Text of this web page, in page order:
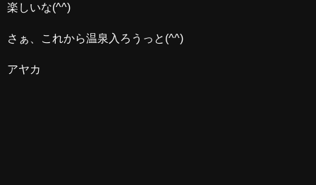
楽しいな(^^)
さぁ、これから温泉入ろうっと(^^)
アヤカ